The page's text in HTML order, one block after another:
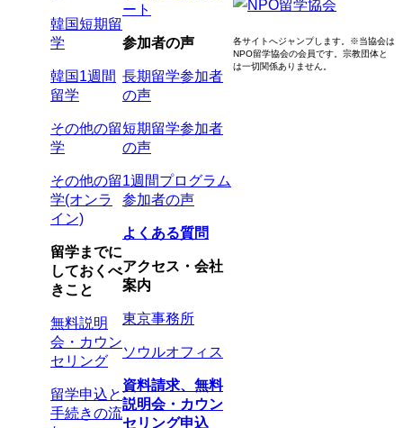
韓国短期留
学
韓国1週間
留学
その他の留
学
その他の留
学(オンラ
イン)
留学までに
しておくべ
きこと
無料説明
会・カウン
セリング
留学申込と
手続きの流
ート
参加者の声
長期留学参加者
の声
短期留学参加者
の声
1週間プログラム
参加者の声
よくある質問
アクセス・会社
案内
東京事務所
ソウルオフィス
資料請求、無料
説明会・カウン
セリング申込
各サイトへジャンプします。 ※当協会は
NPO留学協会の会員です。 宗教団体と
は一切関係ありません。